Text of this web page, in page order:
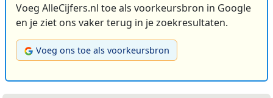
Voeg AlleCijfers.nl toe als voorkeursbron in Google
en je ziet ons vaker terug in je zoekresultaten.
Voeg ons toe als voorkeursbron